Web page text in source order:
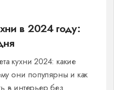
в 2024 году:
кухни 2024: какие
они популярны и как
в интерьер без